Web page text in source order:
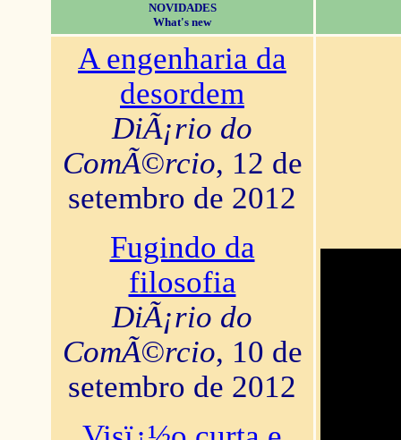
NOVIDADES
What's new
A engenharia da
desordem
DiÃ¡rio do
ComÃ©rcio, 12 de
setembro de 2012
Fugindo da
filosofia
DiÃ¡rio do
ComÃ©rcio, 10 de
setembro de 2012